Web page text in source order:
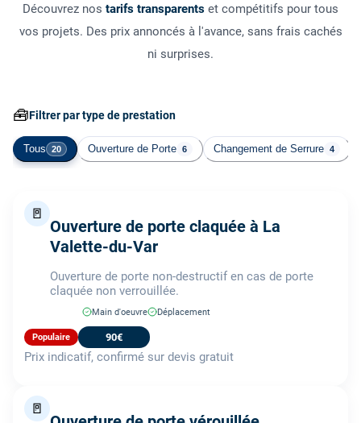
Découvrez nos tarifs transparents et compétitifs pour tous
vos projets. Des prix annoncés à l'avance, sans frais cachés
ni surprises.
🧰Filtrer par type de prestation
Tous 20 Ouverture de Porte 6 Changement de Serrure 4
🚪
Ouverture de porte claquée à La
Valette-du-Var
Ouverture de porte non-destructif en cas de porte
claquée non verrouillée.
Main d'oeuvre Déplacement
Populaire 90€
Prix indicatif, confirmé sur devis gratuit
🚪